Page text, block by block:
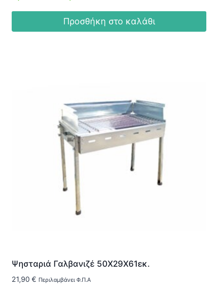
Προσθήκη στο καλάθι
Ψησταριά Γαλβανιζέ 50Χ29Χ61εκ.
21,90 € Περιλαμβάνει Φ.Π.Α